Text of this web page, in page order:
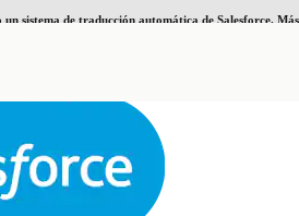
sistema de traducción automática de Salesforce. Más